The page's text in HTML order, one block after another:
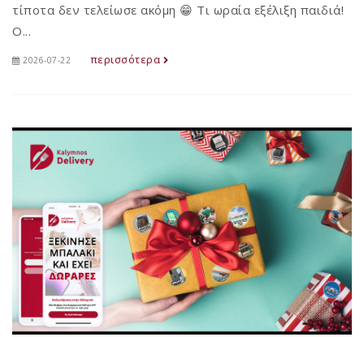
τίποτα δεν τελείωσε ακόμη 😁 Τι ωραία εξέλιξη παιδιά!
Ο...
2026-07-22 περισσότερα